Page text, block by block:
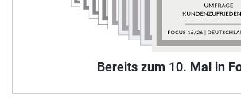
Bereits zum 10. Mal in